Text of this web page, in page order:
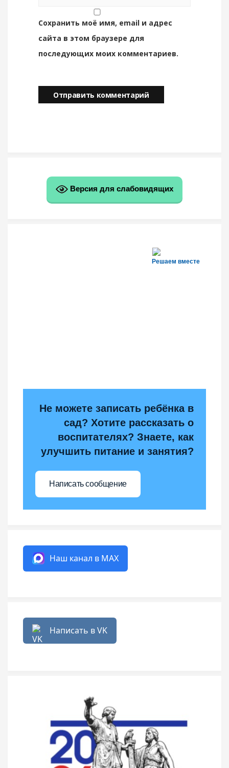
Сохранить моё имя, email и адрес
сайта в этом браузере для
последующих моих комментариев.
Версия для слабовидящих
Решаем вместе
Не можете записать ребёнка в
сад? Хотите рассказать о
воспитателях? Знаете, как
улучшить питание и занятия?
Написать сообщение
Наш канал в MAX
Написать в VK